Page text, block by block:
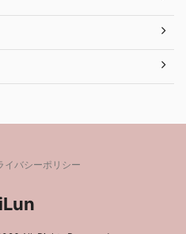
イバシーポリシー